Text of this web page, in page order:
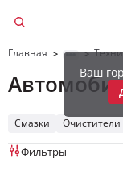
Ваш
Главная > >
Смазки Очистители
Фильтры